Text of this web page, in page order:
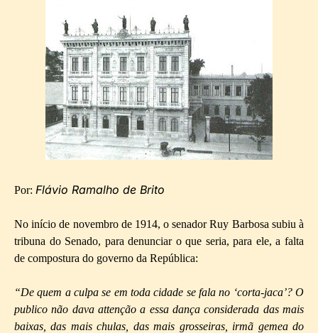
Por: Flávio Ramalho de Brito
No início de novembro de 1914, o senador Ruy Barbosa subiu à
tribuna do Senado, para denunciar o que seria, para ele, a falta
de compostura do governo da República:
“De quem a culpa se em toda cidade se fala no ‘corta-jaca’? O
publico não dava attenção a essa dança considerada das mais
baixas, das mais chulas, das mais grosseiras, irmã gemea do